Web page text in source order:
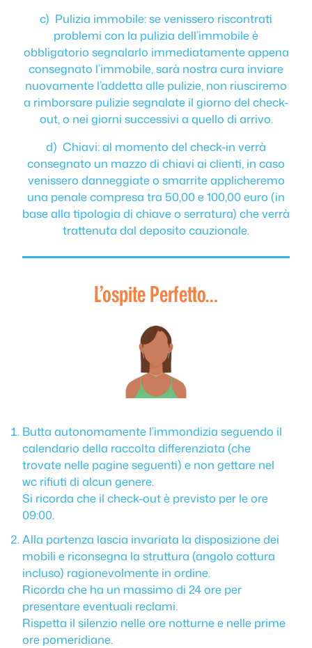
c) Pulizia immobile: se venissero riscontrati
problemi con la pulizia dell’immobile è
obbligatorio segnalarlo immediatamente appena
consegnato l’immobile, sarà nostra cura inviare
nuovamente l’addetta alle pulizie, non riusciremo
a rimborsare pulizie segnalate il giorno del check-
out, o nei giorni successivi a quello di arrivo.
d) Chiavi: al momento del check-in verrà
consegnato un mazzo di chiavi ai clienti, in caso
venissero danneggiate o smarrite applicheremo
una penale compresa tra 50,00 e 100,00 euro (in
base alla tipologia di chiave o serratura) che verrà
trattenuta dal deposito cauzionale.
L’ospite Perfetto…
Butta autonomamente l’immondizia seguendo il
calendario della raccolta differenziata (che
trovate nelle pagine seguenti) e non gettare nel
wc rifiuti di alcun genere.
Si ricorda che il check-out è previsto per le ore
09:00.
Alla partenza lascia invariata la disposizione dei
mobili e riconsegna la struttura (angolo cottura
incluso) ragionevolmente in ordine.
Ricorda che ha un massimo di 24 ore per
presentare eventuali reclami.
Rispetta il silenzio nelle ore notturne e nelle prime
ore pomeridiane.